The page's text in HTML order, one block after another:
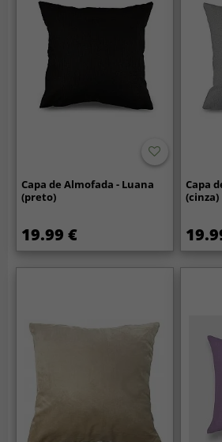
Capa de Almofada - Luana
(preto)
19.99 €
Capa
(cinza)